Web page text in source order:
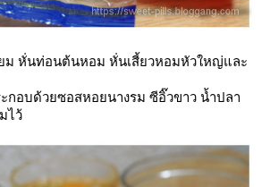
ม หั่นท่อนต้นหอม หั่นเสี้ยวหอมหัวใหญ่และ
ะกอบด้วยซอสหอยนางรม ซีอิ๊วขาว น้ำปลา
ไว้